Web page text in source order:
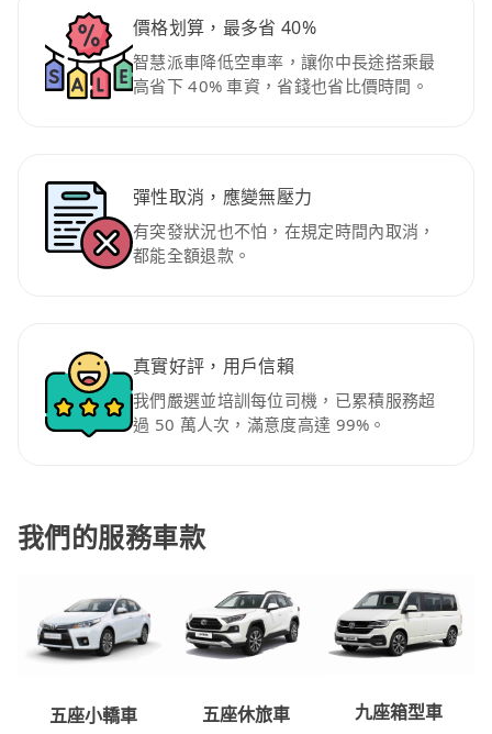
價格划算，最多省 40%
智慧派車降低空車率，讓你中長途搭乘最
高省下 40% 車資，省錢也省比價時間。
彈性取消，應變無壓力
有突發狀況也不怕，在規定時間內取消，
都能全額退款。
真實好評，用戶信賴
我們嚴選並培訓每位司機，已累積服務超
過 50 萬人次，滿意度高達 99%。
我們的服務車款
五座小轎車 五座休旅車 九座箱型車